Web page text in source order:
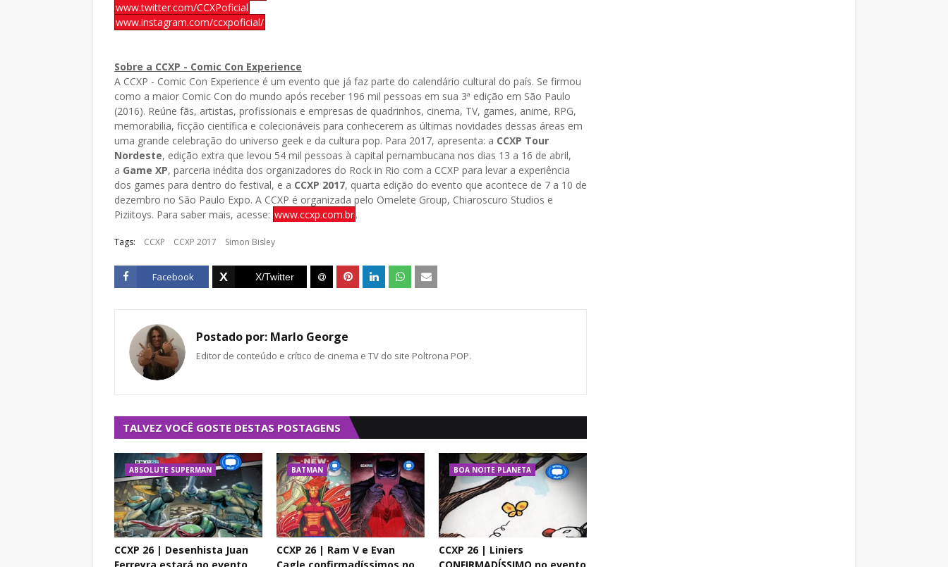
www.twitter.com/CCXPoficial
www.instagram.com/ccxpoficial/
Sobre a CCXP - Comic Con Experience
A CCXP - Comic Con Experience é um evento que já faz parte do calendário cultural do país. Se firmou
como a maior Comic Con do mundo após receber 196 mil pessoas em sua 3ª edição em São Paulo
(2016). Reúne fãs, artistas, profissionais e empresas de quadrinhos, cinema, TV, games, anime, RPG,
memorabilia, ficção científica e colecionáveis para conhecerem as últimas novidades dessas áreas em
uma grande celebração do universo geek e da cultura pop. Para 2017, apresenta: a CCXP Tour
Nordeste, edição extra que levou 54 mil pessoas à capital pernambucana nos dias 13 a 16 de abril,
a Game XP, parceria inédita dos organizadores do Rock in Rio com a CCXP para levar a experiência
dos games para dentro do festival, e a CCXP 2017, quarta edição do evento que acontece de 7 a 10 de
dezembro no São Paulo Expo. A CCXP é organizada pelo Omelete Group, Chiaroscuro Studios e
Piziitoys. Para saber mais, acesse: www.ccxp.com.br.
Tags: CCXP CCXP 2017 Simon Bisley
Facebook
Postado por: Marlo George
Editor de conteúdo e crítico de cinema e TV do site Poltrona POP.
TALVEZ VOCÊ GOSTE DESTAS POSTAGENS
ABSOLUTE SUPERMAN
CCXP 26 | Desenhista Juan
BATMAN
CCXP 26 | Ram V e Evan
BOA NOITE PLANETA
CCXP 26 | Liniers